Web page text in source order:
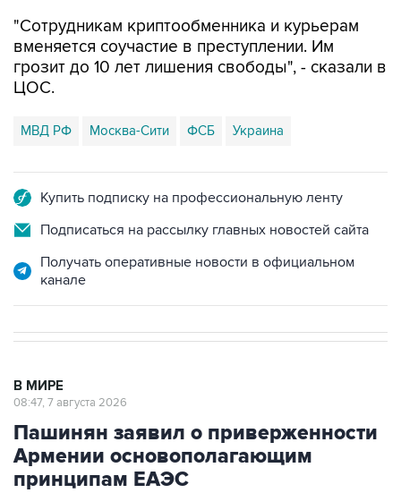
"Сотрудникам криптообменника и курьерам
вменяется соучастие в преступлении. Им
грозит до 10 лет лишения свободы", - сказали в
ЦОС.
МВД РФ Москва-Сити ФСБ Украина
Купить подписку на профессиональную ленту
Подписаться на рассылку главных новостей сайта
Получать оперативные новости в официальном
канале
В МИРЕ
08:47, 7 августа 2026
Пашинян заявил о приверженности
Армении основополагающим
принципам ЕАЭС